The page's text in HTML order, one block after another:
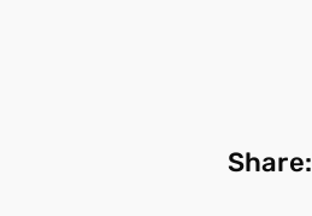
Share: